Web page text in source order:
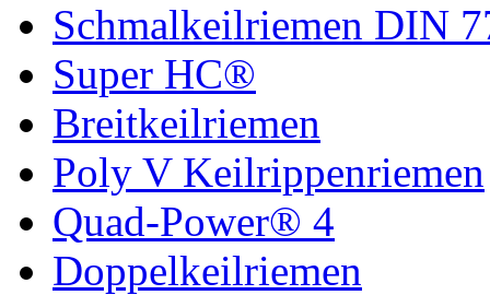
Schmalkeilriemen DIN
Super HC®
Breitkeilriemen
Poly V Keilrippenriemen
Quad-Power® 4
Doppelkeilriemen